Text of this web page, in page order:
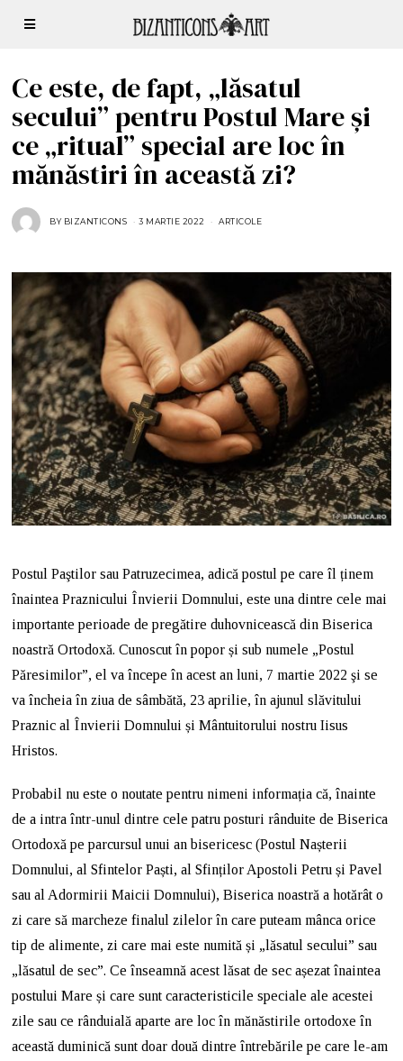
Ce este, de fapt, „lăsatul
secului” pentru Postul Mare și
ce „ritual” special are loc în
mănăstiri în această zi?
BY BIZANTICONS 3 MARTIE 2022
R
0
2
6
ARTICOLE
Postul Paştilor sau Patruzecimea, adică postul pe care îl ținem
înaintea Praznicului Învierii Domnului, este una dintre cele mai
importante perioade de pregătire duhovnicească din Biserica
noastră Ortodoxă. Cunoscut în popor și sub numele „Postul
Păresimilor”, el va începe în acest an luni, 7 martie 2022 şi se
va încheia în ziua de sâmbătă, 23 aprilie, în ajunul slăvitului
Praznic al Învierii Domnului și Mântuitorului nostru Iisus
Hristos.
Probabil nu este o noutate pentru nimeni informația că, înainte
de a intra într-unul dintre cele patru posturi rânduite de Biserica
Ortodoxă pe parcursul unui an bisericesc (Postul Nașterii
Domnului, al Sfintelor Paști, al Sfinților Apostoli Petru și Pavel
sau al Adormirii Maicii Domnului), Biserica noastră a hotărât o
zi care să marcheze finalul zilelor în care puteam mânca orice
tip de alimente, zi care mai este numită și „lăsatul secului” sau
„lăsatul de sec”. Ce înseamnă acest lăsat de sec așezat înaintea
postului Mare și care sunt caracteristicile speciale ale acestei
zile sau ce rânduială aparte are loc în mănăstirile ortodoxe în
această duminică sunt doar două dintre întrebările pe care le-am